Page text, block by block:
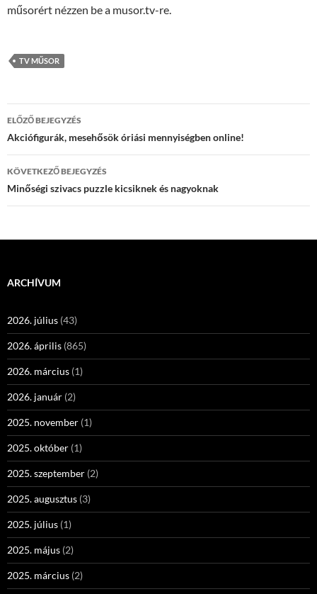
műsorért nézzen be a musor.tv-re.
TV MŰSOR
Bejegyzés
navigáció
ELŐZŐ BEJEGYZÉS
Akciófigurák, mesehősök óriási mennyiségben online!
KÖVETKEZŐ BEJEGYZÉS
Minőségi szivacs puzzle kicsiknek és nagyoknak
ARCHÍVUM
2026. július (43)
2026. április (865)
2026. március (1)
2026. január (2)
2025. november (1)
2025. október (1)
2025. szeptember (2)
2025. augusztus (3)
2025. július (1)
2025. május (2)
2025. március (2)